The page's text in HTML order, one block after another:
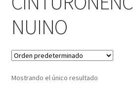
Infantil
Pisabilletes
sombreros
NUINO
Mostrando el único resultado